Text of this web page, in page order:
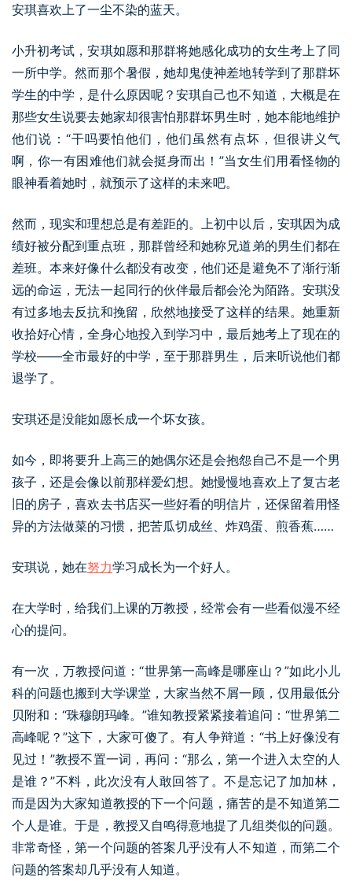
安琪喜欢上了一尘不染的蓝天。
小升初考试，安琪如愿和那群将她感化成功的女生考上了同
一所中学。然而那个暑假，她却鬼使神差地转学到了那群坏
学生的中学，是什么原因呢？安琪自己也不知道，大概是在
那些女生说要去她家却很害怕那群坏男生时，她本能地维护
他们说：“干吗要怕他们，他们虽然有点坏，但很讲义气
啊，你一有困难他们就会挺身而出！”当女生们用看怪物的
眼神看着她时，就预示了这样的未来吧。
然而，现实和理想总是有差距的。上初中以后，安琪因为成
绩好被分配到重点班，那群曾经和她称兄道弟的男生们都在
差班。本来好像什么都没有改变，他们还是避免不了渐行渐
远的命运，无法一起同行的伙伴最后都会沦为陌路。安琪没
有过多地去反抗和挽留，欣然地接受了这样的结果。她重新
收拾好心情，全身心地投入到学习中，最后她考上了现在的
学校——全市最好的中学，至于那群男生，后来听说他们都
退学了。
安琪还是没能如愿长成一个坏女孩。
如今，即将要升上高三的她偶尔还是会抱怨自己不是一个男
孩子，还是会像以前那样爱幻想。她慢慢地喜欢上了复古老
旧的房子，喜欢去书店买一些好看的明信片，还保留着用怪
异的方法做菜的习惯，把苦瓜切成丝、炸鸡蛋、煎香蕉……
安琪说，她在努力学习成长为一个好人。
在大学时，给我们上课的万教授，经常会有一些看似漫不经
心的提问。
有一次，万教授问道：“世界第一高峰是哪座山？”如此小儿
科的问题也搬到大学课堂，大家当然不屑一顾，仅用最低分
贝附和：“珠穆朗玛峰。”谁知教授紧紧接着追问：“世界第二
高峰呢？”这下，大家可傻了。有人争辩道：“书上好像没有
见过！”教授不置一词，再问：“那么，第一个进入太空的人
是谁？”不料，此次没有人敢回答了。不是忘记了加加林，
而是因为大家知道教授的下一个问题，痛苦的是不知道第二
个人是谁。于是，教授又自鸣得意地提了几组类似的问题。
非常奇怪，第一个问题的答案几乎没有人不知道，而第二个
问题的答案却几乎没有人知道。